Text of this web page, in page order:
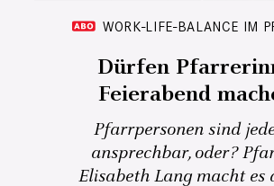
WORK-LIFE-BALANCE IM
Dürfen
Feierabend
Pfarrpersonen sind
ansprechbar, oder?
Elisabeth Lang macht es